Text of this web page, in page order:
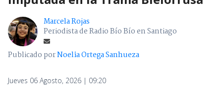
Marcela Rojas
Periodista de Radio Bío Bío en Santiago
Publicado porNoelia Ortega Sanhueza
Jueves 06 Agosto, 2026 | 09:20